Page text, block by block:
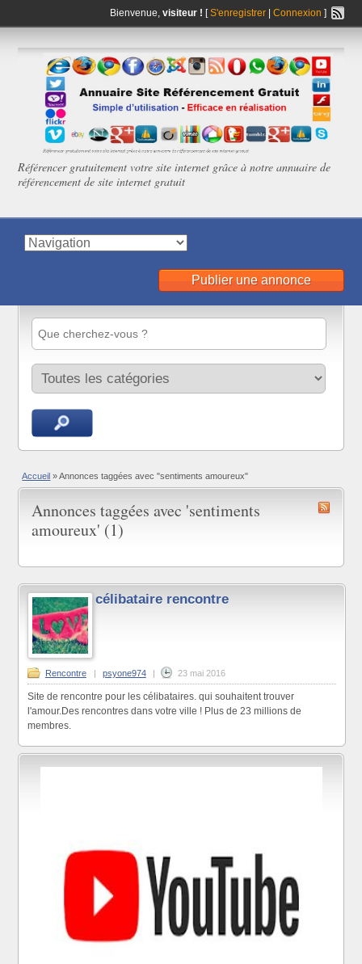
Bienvenue, visiteur ! [S'enregistrer| Connexion ]
Référencer gratuitement votre site internet grâce à notre annuaire de
référencement de site internet gratuit
Publier une annonce
Accueil » Annonces taggées avec "sentiments amoureux"
Annonces taggées avec 'sentiments
amoureux' (1)
célibataire rencontre
Rencontre | psyone974 | 23 mai 2016
Site de rencontre pour les célibataires. qui souhaitent trouver
l'amour.Des rencontres dans votre ville ! Plus de 23 millions de
membres.